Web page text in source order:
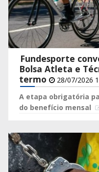
Fundesporte
Bolsa Atleta e
termo
28/07/2026
A etapa obrigatória
do benefício mensal